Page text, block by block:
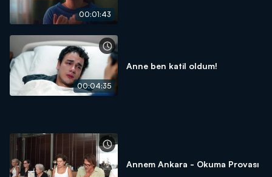
00:01:43
00:04:35
Anne ben katil oldum!
Annem Ankara - Okuma Provası